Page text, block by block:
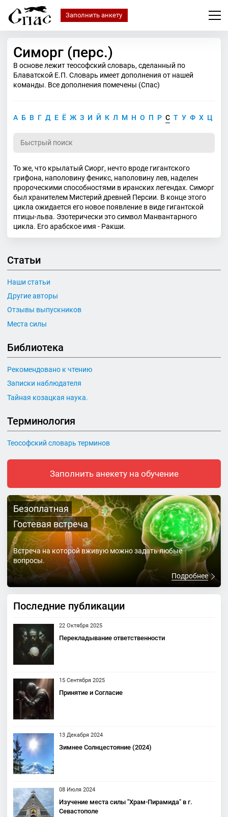
Заполнить анкету
Симорг (перс.)
В основе лежит теософский словарь, сделанный по
Блаватской Е.П. Словарь имеет дополнения от нашей
команды. Все дополнения помечены (Спас)
А Б В Г Д Е Ё Ж З И Й К Л М Н О П Р С Т У Ф Х Ц
То же, что крылатый Сиорг, нечто вроде гигантского
грифона, наполовину феникс, наполовину лев, наделен
пророческими способностями в иранских легендах. Симорг
был хранителем Мистерий древней Персии. В конце этого
цикла ожидается его новое появление в виде гигантской
птицы-льва. Эзотерически это символ Манвантарного
цикла. Его арабское имя - Ракши.
Статьи
Наши статьи
Другие авторы
Отзывы выпускников
Места силы
Библиотека
Рекомендовано к чтению
Записки наблюдателя
Тайная козацкая наука.
Терминология
Теософский словарь терминов
Заполнить анекету на обучение
Безоплатная
Гостевая встреча
Встреча на которой вживую можно задать любые
вопросы.
Подробнее
Последние публикации
22 Октября 2025
Перекладывание ответственности
15 Сентября 2025
Принятие и Согласие
13 Декабря 2024
Зимнее Солнцестояние (2024)
08 Июля 2024
Изучение места силы "Храм-Пирамида" в г.
Севастополе